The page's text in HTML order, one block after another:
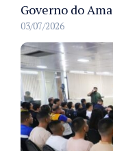
03/07/2026